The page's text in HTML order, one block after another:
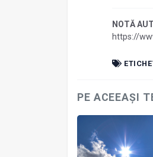
NOTĂ
https://
PE ACEEAȘI